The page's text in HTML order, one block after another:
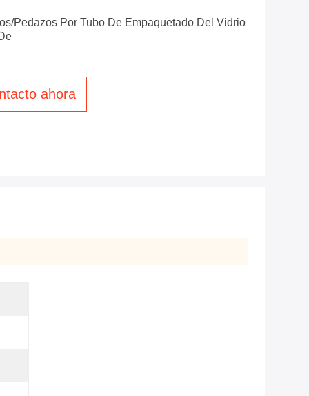
pedazos Por Tubo De Empaquetado Del Vidrio
ahora